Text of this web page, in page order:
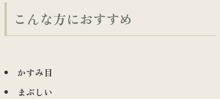
こんな方におすすめ
かすみ目
まぶしい